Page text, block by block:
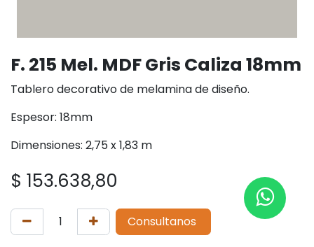
F. 215 Mel. MDF Gris Caliza 18mm
Tablero decorativo de melamina de diseño.
Espesor: 18mm
Dimensiones: 2,75 x 1,83 m
$ 153.638,80
Consultanos